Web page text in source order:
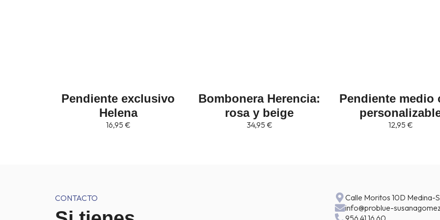
Bombonera Herencia:
rosa y beige
34,95€
Pendiente medio cora
personalizable
12,95 €
Pendiente
14,95€
CONTACTO
Calle Moritos 10D Medina-
info@problue-
956 41 16 60